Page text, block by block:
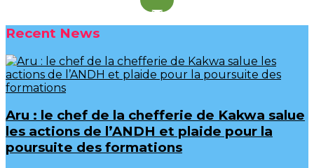
Recent News
Aru : le chef de la chefferie de Kakwa salue
les actions de l’ANDH et plaide pour la
poursuite des formations